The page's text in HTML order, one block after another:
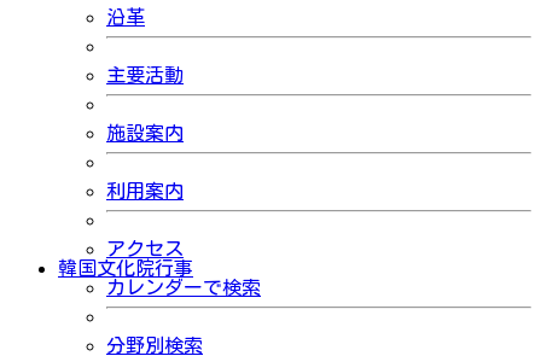
沿革
主要活動
施設案内
利用案内
アクセス
韓国文化院行事
カレンダーで検索
分野別検索